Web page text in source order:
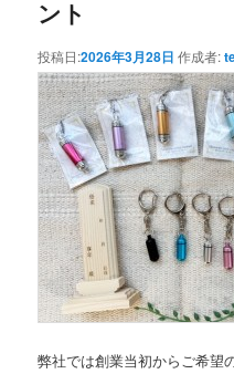
ント
投稿日:2026年3月28日 作成者:
弊社では創業当初からご希望